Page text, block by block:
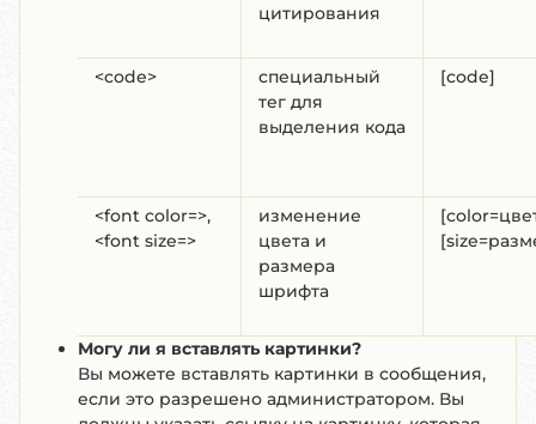
цитирования
<code>
специальный
тег для
выделения кода
[code]
<font color=>,
<font size=>
изменение
цвета и
размера
шрифта
Могу ли я вставлять картинки?
Вы можете вставлять картинки в сообщения,
если это разрешено администратором. Вы